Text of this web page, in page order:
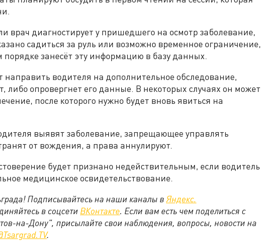
врач диагностирует у пришедшего на осмотр заболевание,
садиться за руль или возможно временное ограничение,
порядке занесёт эту информацию в базу данных.
направить водителя на дополнительное обследование,
либо опровергнет его данные. В некоторых случаях он может
после которого нужно будет вновь явиться на
выявят заболевание, запрещающее управлять
от вождения, а права аннулируют.
будет признано недействительным, если водитель
медицинское освидетельствование.
Подписывайтесь на наши каналы вЯндекс.
в соцсети ВКонтакте. Если вам есть чем поделиться с
на-Дону", присылайте свои наблюдения, вопросы, новости на
.